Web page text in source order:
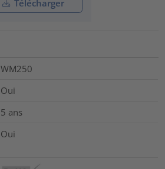
Télécharger
WM250
Oui
5 ans
Oui